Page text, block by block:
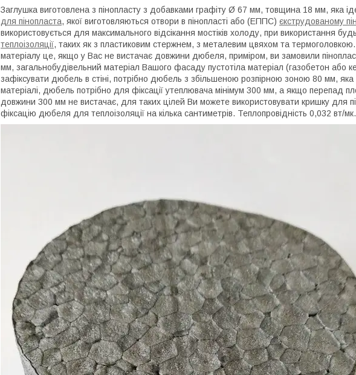
Заглушка виготовлена з пінопласту з добавками графіту Ø 67 мм, товщина 18 мм, яка
для пінопласта, якої виготовляються отвори в пінопласті або (ЕППС) єкструдованому
використовується для максимального відсікання мостіків холоду, при використання
теплоізоляції, таких як з пластиковим стержнем, з металевим цвяхом та
матеріалу це, якщо у Вас не вистачає довжини дюбеля, приміром, ви замовили
мм, загальнобудівельний матеріал Вашого фасаду пустотіла матеріал (газобетон або
зафіксувати дюбель в стіні, потрібно дюбель з збільшеною розпірною зоною 80 мм, яка
матеріалі, дюбель потрібно для фіксації утеплювача мінімум 300 мм, а якщо перепад
довжини 300 мм не вистачає, для таких цілей Ви можете використовувати кришку для
фіксацію дюбеля для теплоізоляції на кілька сантиметрів. Теплопровідність 0,032 вт/мк.